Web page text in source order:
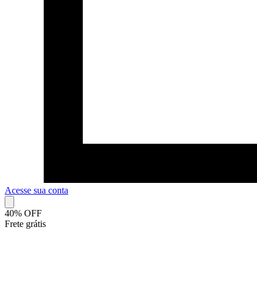
Acesse sua conta
40% OFF
Frete grátis